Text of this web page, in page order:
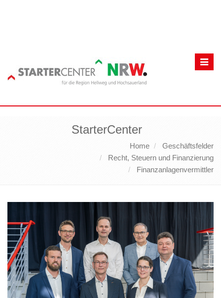
StarterCenter
Home
Geschäftsfelder
Recht, Steuern und Finanzierung
Finanzanlagenvermittler